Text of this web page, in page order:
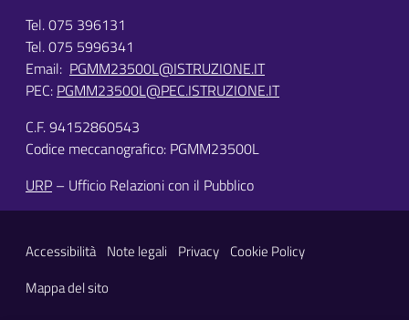
Tel. 075 396131
Tel. 075 5996341
Email: PGMM23500L@ISTRUZIONE.IT
PEC: PGMM23500L@PEC.ISTRUZIONE.IT
C.F. 94152860543
Codice meccanografico: PGMM23500L
URP – Ufficio Relazioni con il Pubblico
Sezione Link Utili
Accessibilità Note legali Privacy Cookie Policy
Mappa del sito